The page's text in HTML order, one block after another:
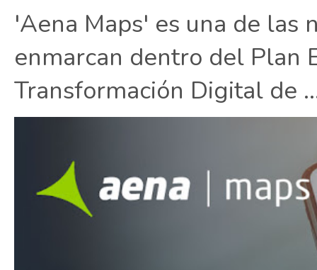
'Aena Maps' es una de las
enmarcan dentro del Plan
Transformación Digital de